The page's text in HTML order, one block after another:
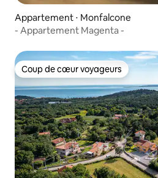
Appartement ⋅ Monfalcone
- Appartement Magenta -
Coup de cœur voyageurs
Coup de cœur voyageurs